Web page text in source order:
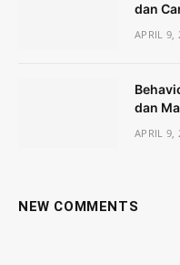
dan
APRIL 9,
dan
APRIL 9,
NEW COMMENTS